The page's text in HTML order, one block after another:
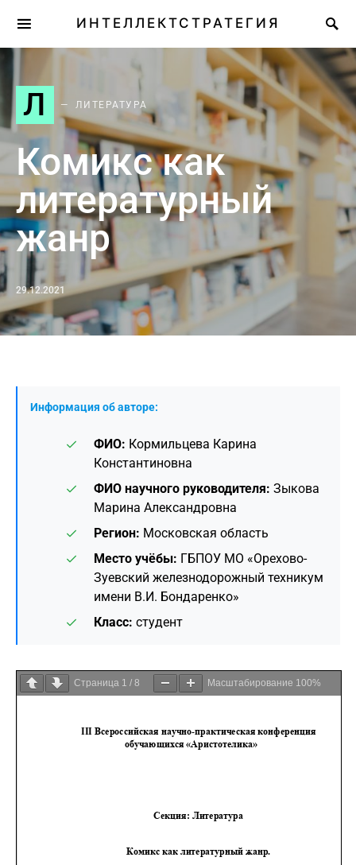
ИНТЕЛЛЕКТСТРАТЕГИЯ
Л ЛИТЕРАТУРА
Комикс как
литературный
жанр
29.12.2021
Информация об авторе:
ФИО: Кормильцева Карина
Константиновна
ФИО научного руководителя: Зыкова
Марина Александровна
Регион: Московская область
Место учёбы: ГБПОУ МО «Орехово-
Зуевский железнодорожный техникум
имени В.И. Бондаренко»
Класс: студент
Страница 1 / 8 Масштабирование 100%